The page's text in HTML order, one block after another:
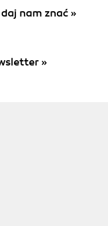
nam znać »
»